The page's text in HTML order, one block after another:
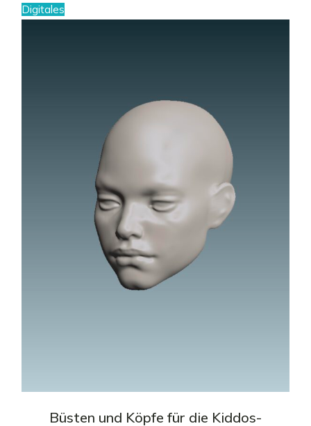
Digitales
Büsten und Köpfe für die Kiddos-